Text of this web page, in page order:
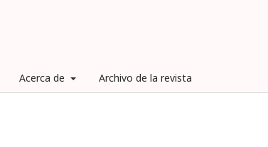
Acerca de Archivo de la revista